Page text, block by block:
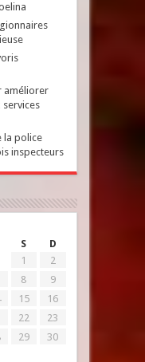
améliorer
services
la police
inspecteurs
S D
1
2
8
9
15
16
22
23
29
30